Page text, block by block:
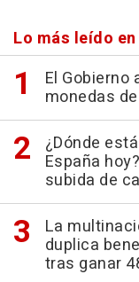
Lo más leído
El Gobierno
monedas
¿Dónde
España
subida de
La
duplica
tras ganar